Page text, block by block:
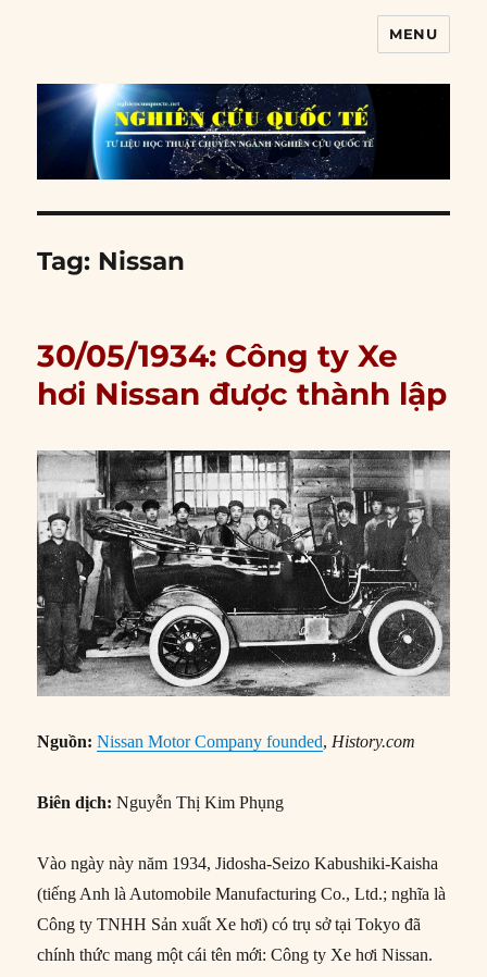
MENU
Tag: Nissan
30/05/1934: Công ty Xe
hơi Nissan được thành lập
Nguồn:Nissan Motor Company founded, History.com
Biên dịch: Nguyễn Thị Kim Phụng
Vào ngày này năm 1934, Jidosha-Seizo Kabushiki-Kaisha
(tiếng Anh là Automobile Manufacturing Co., Ltd.; nghĩa là
Công ty TNHH Sản xuất Xe hơi) có trụ sở tại Tokyo đã
chính thức mang một cái tên mới: Công ty Xe hơi Nissan.